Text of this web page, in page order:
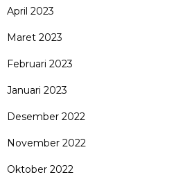
April 2023
Maret 2023
Februari 2023
Januari 2023
Desember 2022
November 2022
Oktober 2022